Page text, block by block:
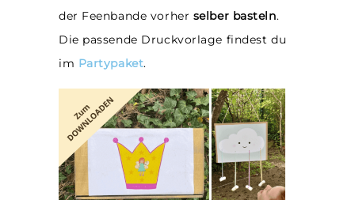
der Feenbande vorher selber basteln.
Die passende Druckvorlage findest du
im Partypaket.